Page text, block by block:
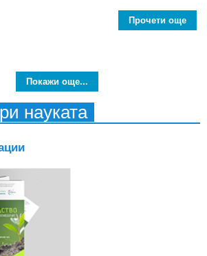
Прочети още
Покажи още...
науката